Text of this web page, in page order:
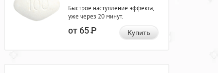
Быстрое наступление эффекта,
уже через 20 минут.
от 65Р Купить